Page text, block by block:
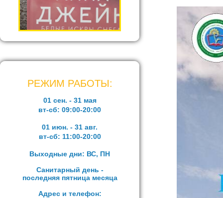
РЕЖИМ РАБОТЫ:
01 сен. - 31 мая
вт-сб: 09:00-20:00
01 июн. - 31 авг.
вт-сб: 11:00-20:00
Выходные дни: ВС, ПН
Санитарный день -
последняя пятница месяца
Адрес и телефон: